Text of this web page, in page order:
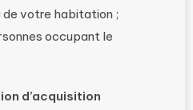
de votre habitation ;
occupant le
d’acquisition